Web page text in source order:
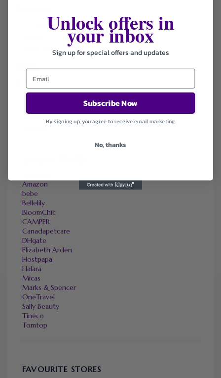
Coupons
Electronics
Sort by
Default
Newest
Ending Soon
Amazon
bebe
Bellelily
BloomChic
CAMPER
Canadapetcare
DHgate
Elizabeth Arden
Hostpapa
Halara
Micas
Marks & Spencer
OneTravel
Sally Beauty
Tineco
Tomtop
FAVOURITE STORES
Unlock offers in
your inbox
Sign up for special offers and updates
Subscribe Now
By signing up, you agree to receive email marketing
No, thanks